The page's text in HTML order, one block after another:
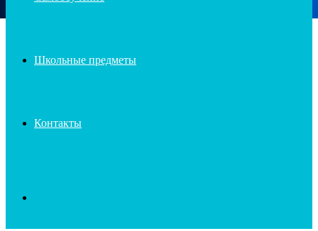
Школьные предметы
Контакты